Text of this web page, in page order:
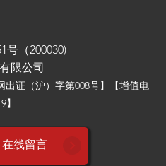
号（200030)
限公司
出证（沪）字第008号】【增值电
】
在线留言